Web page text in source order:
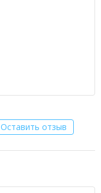
Оставить отзыв